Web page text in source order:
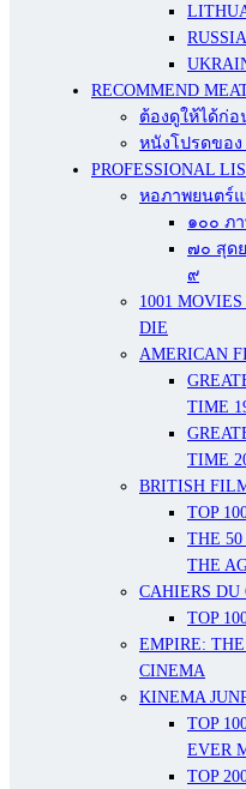
RECOMMEND
ต้องดูให้ได้ก่อ
หนังโปรดขอ
PROFESSIONAL
หอภาพยนตร์
๑๐๐ ภ
๗๐ สุด
๙
1001
DIE
AMERICAN
TIME
TIME
BRITISH
TOP
THE
THE
CAHIERS DU
TOP
EMPIRE:
CINEMA
KINEMA
TOP
EVER
TOP